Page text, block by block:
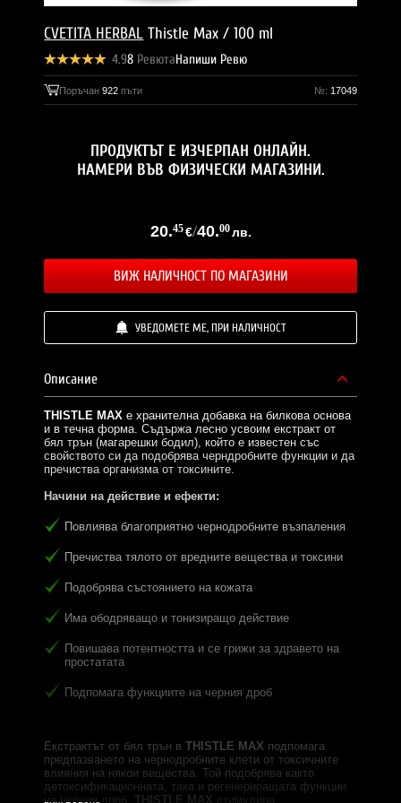
CVETITA HERBAL Thistle Max / 100 ml
4.98 РевютаНапиши Ревю
Поръчан922 пъти №: 17049
ПРОДУКТЪТ Е ИЗЧЕРПАН ОНЛАЙН.
НАМЕРИ ВЪВ ФИЗИЧЕСКИ МАГАЗИНИ.
20.45€/40.00лв.
ВИЖ НАЛИЧНОСТ ПО МАГАЗИНИ
УВЕДОМЕТЕ МЕ, ПРИ НАЛИЧНОСТ
Описание
THISTLE MAXе хранителна добавка на билкова основа
и в течна форма. Съдържа лесно усвоим екстракт от
бял трън (магарешки бодил), който е известен със
свойството си да подобрява черндробните функции и да
пречиства организма от токсините.
Начини на действие и ефекти:
Повлиява благоприятно чернодробните възпаления
Пречиства тялото от вредните вещества и токсини
Подобрява състоянието на кожата
Има ободряващо и тонизиращо действие
Повишава потентността и се грижи за здравето на
простатата
Подпомага функциите на черния дроб
Екстрактът от бял трън вTHISTLE MAX подпомага
предпазването на чернодробните клети от токсичните
влияния на някои вещества. Той подобрява както
детоксификационната, така и регенериращата функции
на черния дроб.THISTLE MAX стимулира